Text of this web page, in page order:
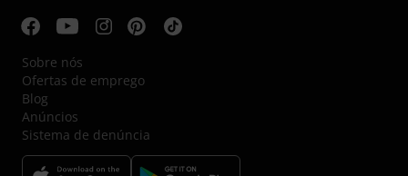
Sobre nós
Ofertas de emprego
Blog
Anúncios
Sistema de denúncia